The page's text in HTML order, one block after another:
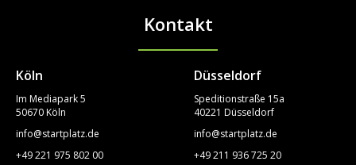
STARTPLATZ
Kontakt
Köln
Im Mediapark 5
50670 Köln
info@startplatz.de
+49 221 975 802 00
Düsseldorf
Speditionstraße 15a
40221 Düsseldorf
info@startplatz.de
+49 211 936 725 20